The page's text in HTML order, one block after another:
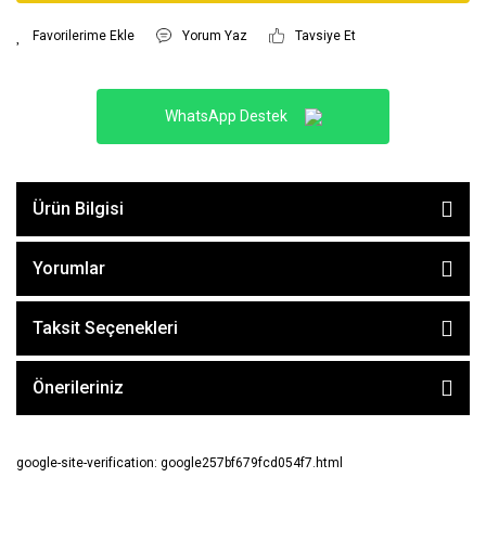
Yorum Yaz Tavsiye Et
WhatsApp Destek
Ürün Bilgisi
Yorumlar
Taksit Seçenekleri
Önerileriniz
google-site-verification: google257bf679fcd054f7.html